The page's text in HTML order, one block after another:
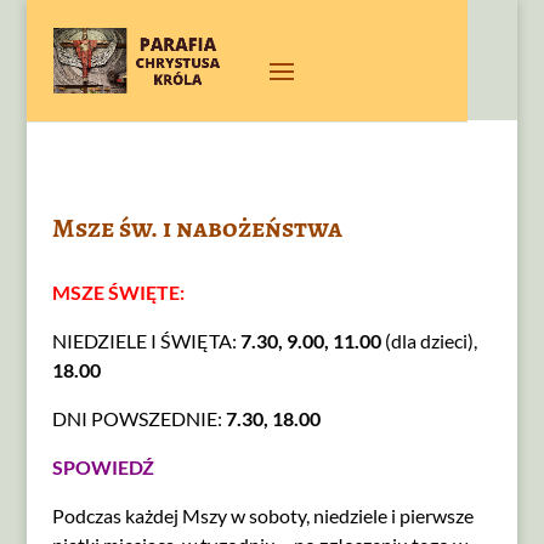
Msze św. i nabożeństwa
MSZE ŚWIĘTE:
NIEDZIELE I ŚWIĘTA: 7.30, 9.00, 11.00(dla dzieci),
18.00
DNI POWSZEDNIE: 7.30, 18.00
SPOWIEDŹ
Podczas każdej Mszy w soboty, niedziele i pierwsze